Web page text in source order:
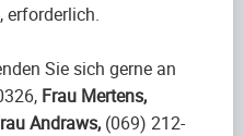
erforderlich.
Sie sich gerne an
Frau Mertens,
Andraws, (069) 212-